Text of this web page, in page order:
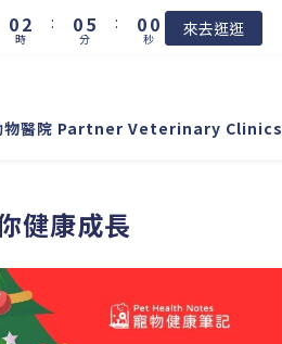
02
1
時
:
04
3
0
分
:
4
0
8
7
3
秒 來去逛逛
物醫院 Partner Veterinary Clinics
健康成長